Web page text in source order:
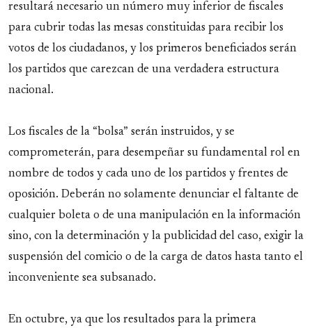
resultará necesario un número muy inferior de fiscales
para cubrir todas las mesas constituidas para recibir los
votos de los ciudadanos, y los primeros beneficiados serán
los partidos que carezcan de una verdadera estructura
nacional.
Los fiscales de la “bolsa” serán instruidos, y se
comprometerán, para desempeñar su fundamental rol en
nombre de todos y cada uno de los partidos y frentes de
oposición. Deberán no solamente denunciar el faltante de
cualquier boleta o de una manipulación en la información
sino, con la determinación y la publicidad del caso, exigir la
suspensión del comicio o de la carga de datos hasta tanto el
inconveniente sea subsanado.
En octubre, ya que los resultados para la primera